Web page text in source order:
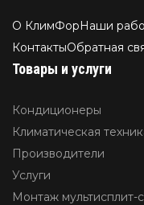
О КлимФорНаши
КонтактыОбратная
Товары и услуги
Кондиционеры
Климатическая
Производители
Услуги
Монтаж мультисплит-